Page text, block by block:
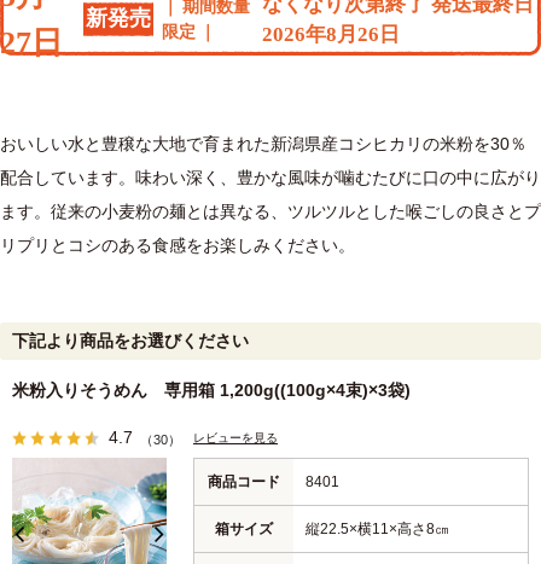
27日
新発売
期間数量
限定
2026年8月26日
おいしい水と豊穣な大地で育まれた新潟県産コシヒカリの米粉を30％
配合しています。味わい深く、豊かな風味が噛むたびに口の中に広がり
ます。従来の小麦粉の麺とは異なる、ツルツルとした喉ごしの良さとプ
リプリとコシのある食感をお楽しみください。
下記より商品をお選びください
米粉入りそうめん 専用箱 1,200g((100g×4束)×3袋)
4.7 （30） レビューを見る
商品コード 8401
箱サイズ 縦22.5×横11×高さ8㎝